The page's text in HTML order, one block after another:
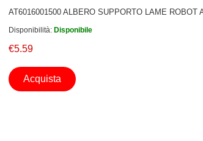
AT6016001500 ALBERO SUPPORTO LAME ROBOT
Disponibilità: Disponibile
€5.59
Acquista